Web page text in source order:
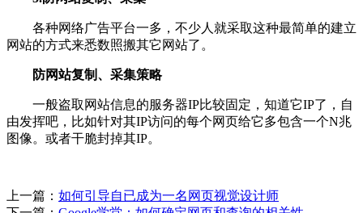
各种网络广告平台一多，不少人就采取这种最简单的建立
网站的方式来悉数照搬其它网站了。
防网站复制、采集策略
一般盗取网站信息的服务器IP比较固定，知道它IP了，自
由发挥吧，比如针对其IP访问的每个网页给它多包含一个N兆
图像。或者干脆封掉其IP。
上一篇： 如何引导自已成为一名网页视觉设计师